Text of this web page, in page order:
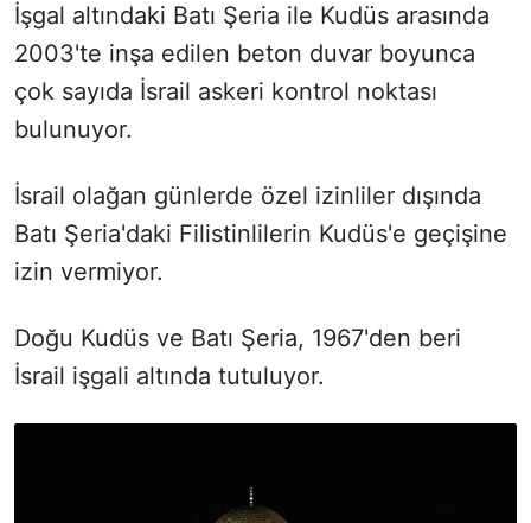
İşgal altındaki Batı Şeria ile Kudüs arasında
2003'te inşa edilen beton duvar boyunca
çok sayıda İsrail askeri kontrol noktası
bulunuyor.
İsrail olağan günlerde özel izinliler dışında
Batı Şeria'daki Filistinlilerin Kudüs'e geçişine
izin vermiyor.
Doğu Kudüs ve Batı Şeria, 1967'den beri
İsrail işgali altında tutuluyor.